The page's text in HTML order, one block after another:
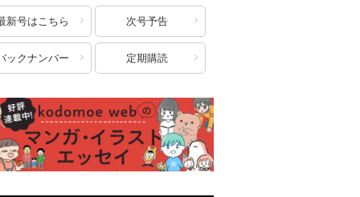
新号はこちら 次号予告
ックナンバー 定期購読